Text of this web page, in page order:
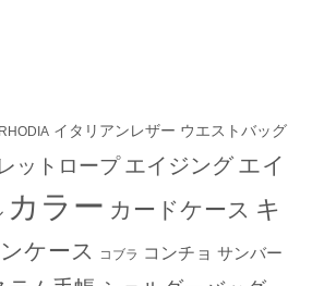
RHODIA イタリアンレザー ウエストバッグ
ットロープ エイジング エイ
カラー カードケース キ
ケース コブラ コンチョ サンバー